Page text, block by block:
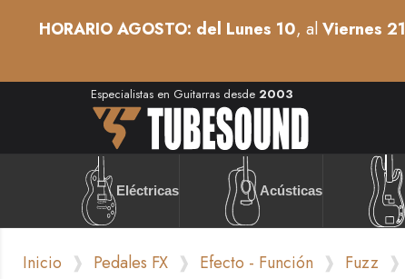
HORARIO AGOSTO: del Lunes 10, alViernes 21
Especialistas en Guitarras desde 2003
Eléctricas Acústicas
Inicio Pedales FX Efecto - Función Fuzz